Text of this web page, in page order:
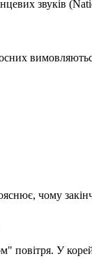
звуків
чому
повітря. У